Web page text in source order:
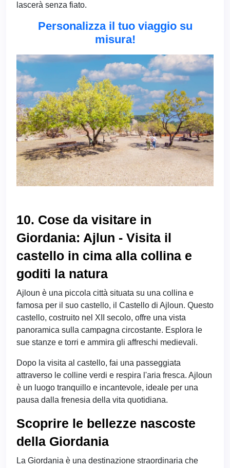
lascerà senza fiato.
Personalizza il tuo viaggio su
misura!
10. Cose da visitare in
Giordania: Ajlun - Visita il
castello in cima alla collina e
goditi la natura
Ajloun è una piccola città situata su una collina e
famosa per il suo castello, il Castello di Ajloun. Questo
castello, costruito nel XII secolo, offre una vista
panoramica sulla campagna circostante. Esplora le
sue stanze e torri e ammira gli affreschi medievali.
Dopo la visita al castello, fai una passeggiata
attraverso le colline verdi e respira l'aria fresca. Ajloun
è un luogo tranquillo e incantevole, ideale per una
pausa dalla frenesia della vita quotidiana.
Scoprire le bellezze nascoste
della Giordania
La Giordania è una destinazione straordinaria che